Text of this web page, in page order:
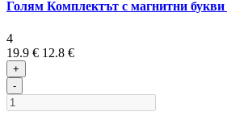
Голям Комплектът с магнитни
4
19.9 € 12.8 €
+
-